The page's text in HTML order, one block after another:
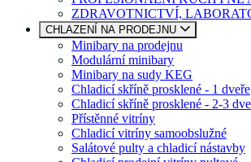
ZDRAVOTNICTVÍ,
CHLAZENÍ NA PRODEJNU
Minibary na prodejnu
Modulární minibary
Minibary na sudy KEG
Chladicí skříně prosklené - 1 dveře
Chladicí skříně prosklené - 2-3
Přístěnné vitríny
Chladicí vitríny samoobslužné
Salátové pulty a chladicí nástavby